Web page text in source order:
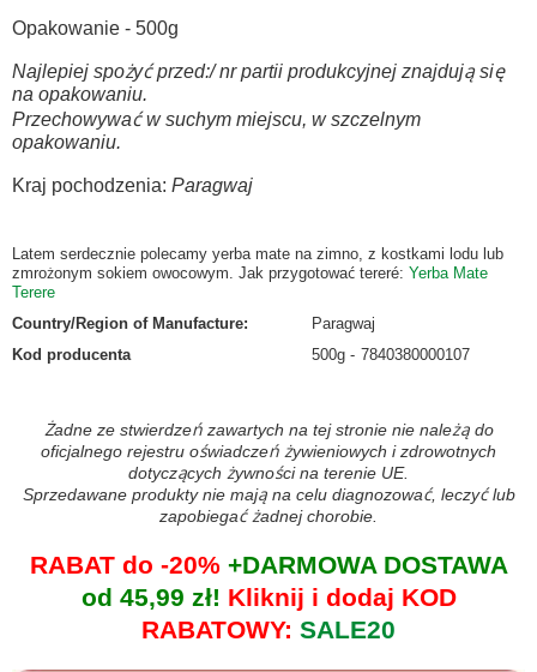
Opakowanie - 500g
Najlepiej spożyć przed:/ nr partii produkcyjnej znajdują się
na opakowaniu.
Przechowywać w suchym miejscu, w szczelnym
opakowaniu.
Kraj pochodzenia: Paragwaj
Latem serdecznie polecamy yerba mate na zimno, z kostkami lodu lub
zmrożonym sokiem owocowym. Jak przygotować tereré: Yerba Mate
Terere
Country/Region of Manufacture:
Paragwaj
Kod producenta
500g 7840380000107
Żadne ze stwierdzeń zawartych na tej stronie nie należą do
oficjalnego rejestru oświadczeń żywieniowych i zdrowotnych
dotyczących żywności na terenie UE.
Sprzedawane produkty nie mają na celu diagnozować, leczyć lub
zapobiegać żadnej chorobie.
RABAT do -20%+DARMOWA DOSTAWA
od 45,99 zł! Kliknij i dodaj KOD
RABATOWY: SALE20